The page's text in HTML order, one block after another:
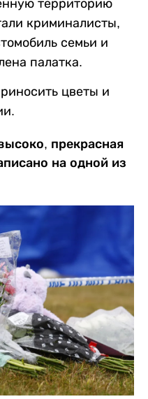
территорию
криминалисты,
семьи и
палатка.
цветы и
прекрасная
на одной из